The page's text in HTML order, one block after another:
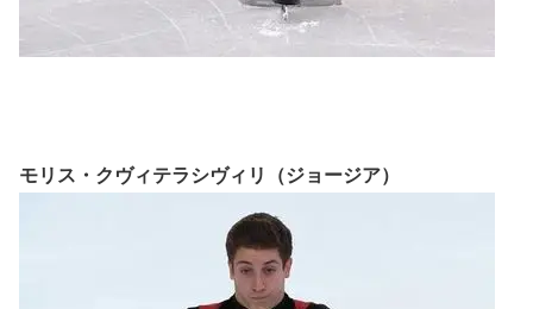
モリス・クヴィテラシヴィリ（ジョージア）